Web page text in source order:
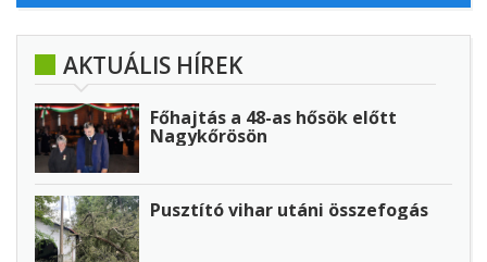
AKTUÁLIS HÍREK
Főhajtás a 48-as hősök előtt
Nagykőrösön
Pusztító vihar utáni összefogás